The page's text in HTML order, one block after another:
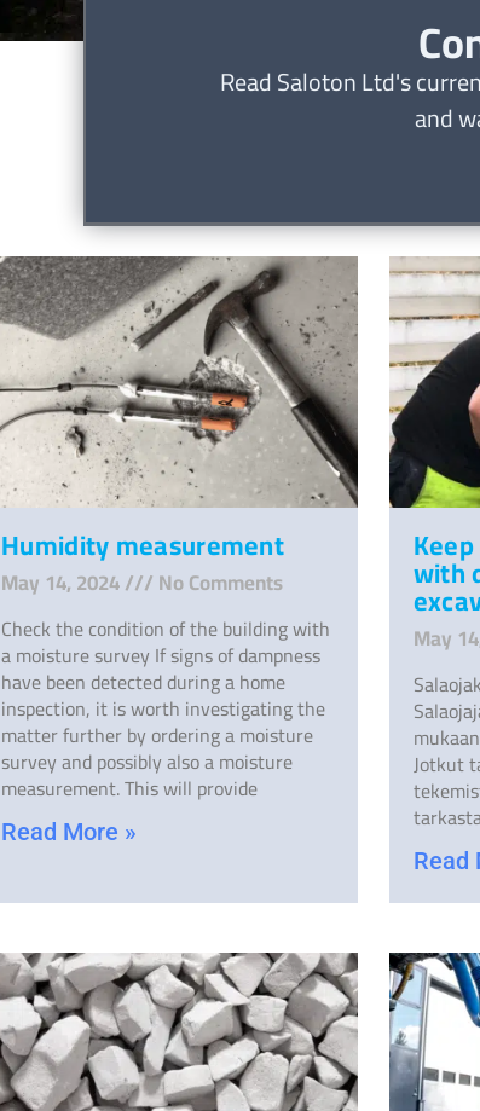
Read Saloton Ltd's
and
Humidity measurement
May 14, 2024 No Comments
Check the condition of the building with
a moisture survey If signs of dampness
have been detected during a home
inspection, it is worth investigating the
matter further by ordering a moisture
survey and possibly also a moisture
measurement. This will provide
Read More »
with
May
Jotkut
Read